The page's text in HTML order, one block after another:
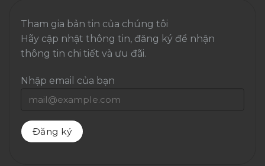
Tham gia bản tin của chúng tôi
Hãy cập nhật thông tin, đăng ký để nhận
thông tin chi tiết và ưu đãi.
Nhập email của bạn